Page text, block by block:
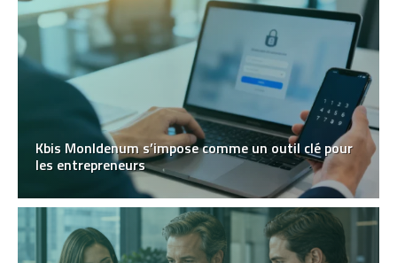
Kbis MonIdenum s’impose comme un outil clé pour
les entrepreneurs